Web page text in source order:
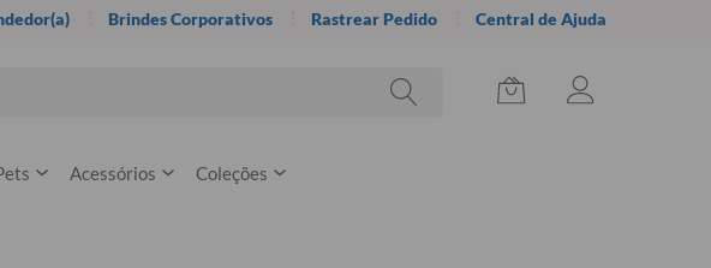
Brindes Corporativos Rastrear Pedido Central de Ajuda
Acessórios Coleções